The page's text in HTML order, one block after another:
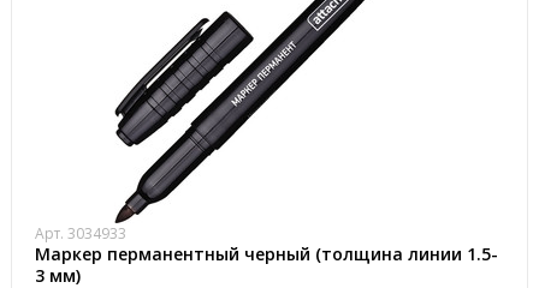
Арт. 3034933
Маркер перманентный черный (толщина линии 1.5-
3 мм)